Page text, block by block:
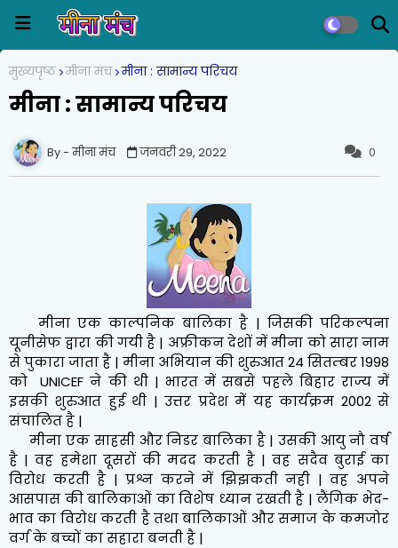
मुख्यपृष्ठ मीना मंच मीना : सामान्य परिचय
मीना : सामान्य परिचय
0
मीना मंच जनवरी 29, 2022
मीना एक काल्पनिक बालिका है | जिसकी परिकल्पना
यूनीसेफ द्वारा की गयी है | अफ्रीकन देशों में मीना को सारा नाम
से पुकारा जाता है | मीना अभियान की शुरुआत 24 सितम्बर 1998
को UNICEF ने की थी | भारत में सबसे पहले बिहार राज्य में
इसकी शुरुआत हुई थी | उत्तर प्रदेश में यह कार्यक्रम 2002 से
संचालित है |
मीना एक साहसी और निडर बालिका है | उसकी आयु नौ वर्ष
है | वह हमेशा दूसरों की मदद करती है | वह सदैव बुराई का
विरोध करती है | प्रश्न करने में झिझकती नही | वह अपने
आसपास की बालिकाओं का विशेष ध्यान रखती है | लैंगिक भेद-
भाव का विरोध करती है तथा बालिकाओं और समाज के कमजोर
वर्ग के बच्चों का सहारा बनती है |